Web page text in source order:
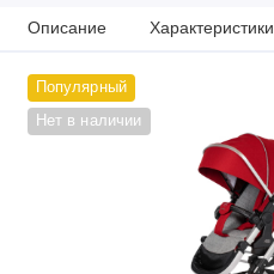
Описание Характеристики
Популярный
Нет в наличии